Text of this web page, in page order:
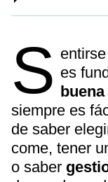
S es
siempre es
de saber
come, tener
o saber